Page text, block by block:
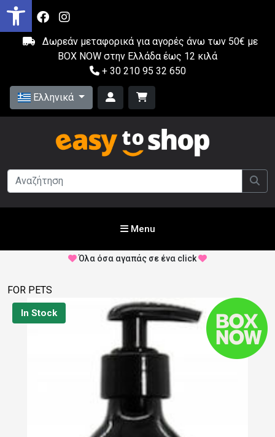
Δωρεάν μεταφορικά για αγορές άνω των 50€ με
BOX NOW στην Ελλάδα έως 12 κιλά
+ 30 210 95 32 650
Ελληνικά
Menu
Όλα όσα αγαπάς σε ένα click
FOR PETS
In Stock